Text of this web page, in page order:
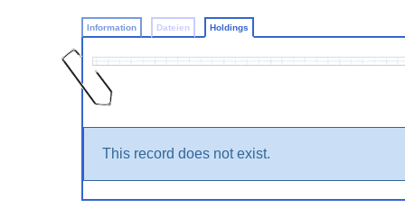
Information Dateien Holdings
This record does not exist.